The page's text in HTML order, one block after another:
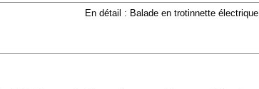
En détail : Balade en trotinnette électrique